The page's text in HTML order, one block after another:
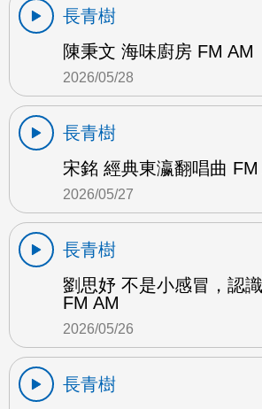
長青樹
陳秉文 海味廚房 FM AM
2026/05/28
長青樹
宋銘 經典東瀛翻唱曲 FM
2026/05/27
長青樹
劉思妤 不是小感冒，認
FM AM
2026/05/26
長青樹